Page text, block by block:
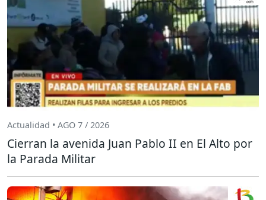
Actualidad • AGO 7 / 2026
Cierran la avenida Juan Pablo II en El Alto por
la Parada Militar